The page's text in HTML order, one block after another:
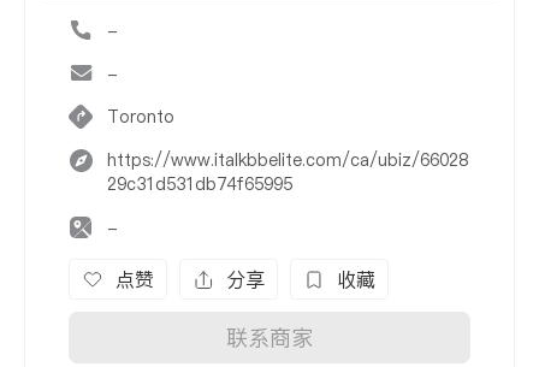
-
-
Toronto
https://www.italkbbelite.com/ca/ubiz/66028
29c31d531db74f65995
-
点赞 分享 收藏
联系商家